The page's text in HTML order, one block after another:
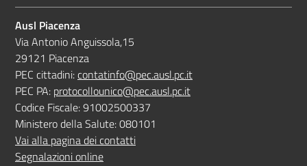
Ausl Piacenza
Via Antonio Anguissola,15
29121 Piacenza
PEC cittadini:contatinfo@pec.ausl.pc.it
PEC PA: protocollounico@pec.ausl.pc.it
Codice Fiscale: 91002500337
Ministero della Salute: 080101
Vai alla pagina dei contatti
Segnalazioni online